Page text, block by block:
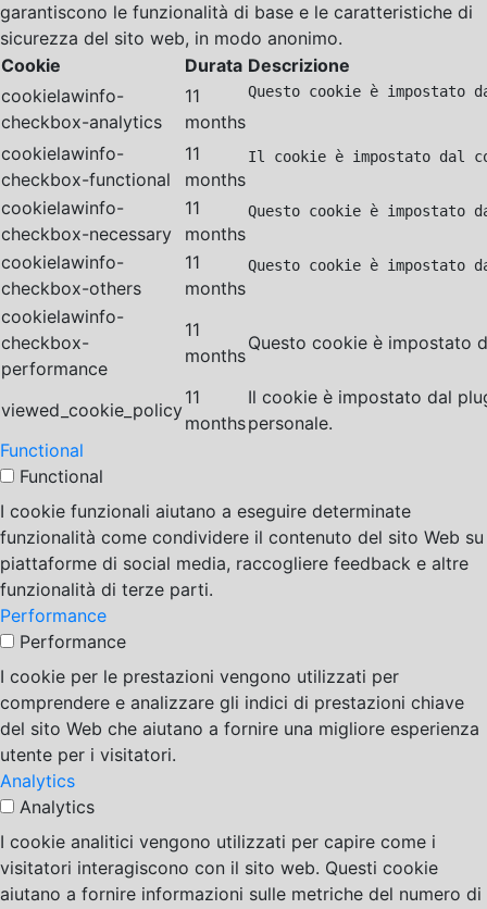
garantiscono le funzionalità di base e le caratteristiche di
sicurezza del sito web, in modo anonimo.
Cookie
Durata Descrizione
cookielawinfo-
checkbox-analytics
11
months
Questo cookie è
cookielawinfo-
checkbox-functional
11
months
Il cookie è impostato dal
cookielawinfo-
checkbox-necessary
11
months
Questo cookie è impostato
cookielawinfo-
checkbox-others
11
months
Questo cookie è
cookielawinfo-
checkbox-
performance
11
months
Questo cookie è impostato
viewed_cookie_policy
11
months
Il cookie è impostato dal
personale.
Functional
Functional
I cookie funzionali aiutano a eseguire determinate
funzionalità come condividere il contenuto del sito Web su
piattaforme di social media, raccogliere feedback e altre
funzionalità di terze parti.
Performance
Performance
I cookie per le prestazioni vengono utilizzati per
comprendere e analizzare gli indici di prestazioni chiave
del sito Web che aiutano a fornire una migliore esperienza
utente per i visitatori.
Analytics
Analytics
I cookie analitici vengono utilizzati per capire come i
visitatori interagiscono con il sito web. Questi cookie
aiutano a fornire informazioni sulle metriche del numero di